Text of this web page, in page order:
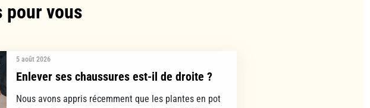
pour vous​
5 août 2026
Enlever ses chaussures est-il de droite ?
Nous avons appris récemment que les plantes en pot